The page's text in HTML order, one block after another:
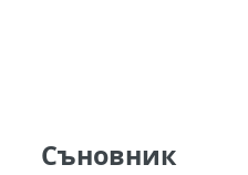
Съновник